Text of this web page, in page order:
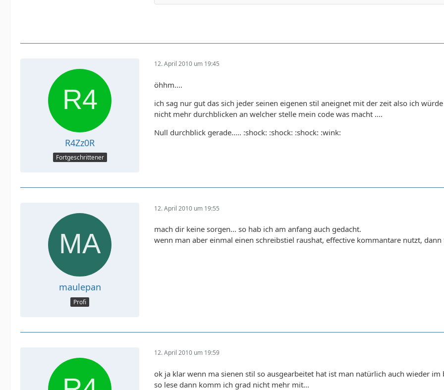
R4Zz0R
Fortgeschrittener
12. April 2010 um 19:45
öhhm....
ich sag nur gut das sich jeder seinen eigenen stil aneignet mit der zeit also ich
nicht mehr durchblicken an welcher stelle mein code was macht ....
Null durchblick gerade..... :shock: :shock: :shock: :wink:
maulepan
Profi
12. April 2010 um 19:55
mach dir keine sorgen... so hab ich am anfang auch gedacht.
wenn man aber einmal einen schreibstiel raushat, effective kommantare nutzt,
12. April 2010 um 19:59
ok ja klar wenn ma sienen stil so ausgearbeitet hat ist man natürlich auch wieder
so lese dann komm ich grad nicht mehr mit...